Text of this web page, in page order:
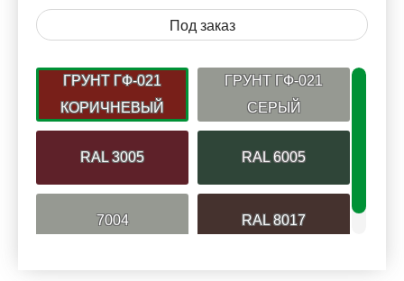
Под заказ
ГРУНТ ГФ-021
КОРИЧНЕВЫЙ
ГРУНТ ГФ-021
СЕРЫЙ
RAL 3005 RAL 6005
7004 RAL 8017